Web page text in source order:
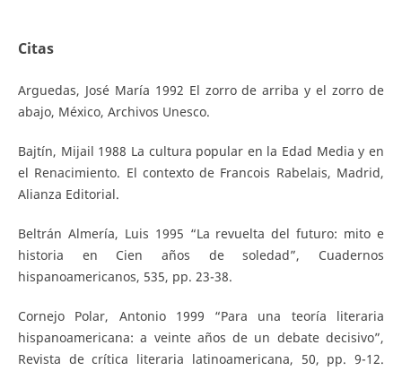
Citas
Arguedas, José María 1992 El zorro de arriba y el zorro de
abajo, México, Archivos Unesco.
Bajtín, Mijail 1988 La cultura popular en la Edad Media y en
el Renacimiento. El contexto de Francois Rabelais, Madrid,
Alianza Editorial.
Beltrán Almería, Luis 1995 “La revuelta del futuro: mito e
historia en Cien años de soledad”, Cuadernos
hispanoamericanos, 535, pp. 23-38.
Cornejo Polar, Antonio 1999 “Para una teoría literaria
hispanoamericana: a veinte años de un debate decisivo”,
Revista de crítica literaria latinoamericana, 50, pp. 9-12.